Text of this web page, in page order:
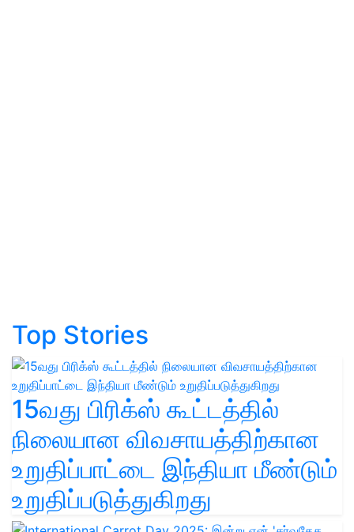
Top Stories
15வது பிரிக்ஸ் கூட்டத்தில்
நிலையான விவசாயத்திற்கான
உறுதிப்பாட்டை இந்தியா மீண்டும்
உறுதிப்படுத்துகிறது